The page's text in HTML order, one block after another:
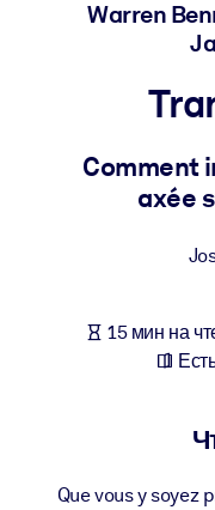
лучших результатов
Обогатите
Для ИИ-систем
Используйте
Warren
Comment
axée
15 мин на
Que vous y soyez